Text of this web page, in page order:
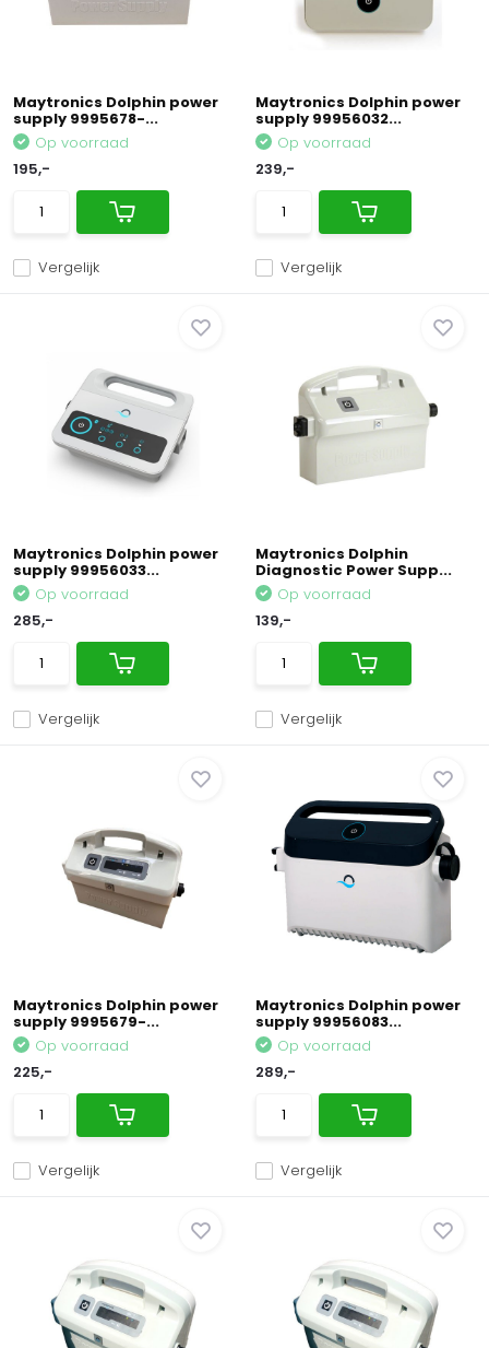
Maytronics Dolphin power
supply 9995678-...
Vergelijk
Op voorraad
195,-
Maytronics Dolphin power
supply 99956032...
Vergelijk
Op voorraad
239,-
Maytronics Dolphin power
supply 99956033...
Vergelijk
Op voorraad
285,-
Maytronics Dolphin
Diagnostic Power Supp...
Vergelijk
Op voorraad
139,-
Maytronics Dolphin power
supply 9995679-...
Vergelijk
Op voorraad
225,-
Maytronics Dolphin power
supply 99956083...
Vergelijk
Op voorraad
289,-